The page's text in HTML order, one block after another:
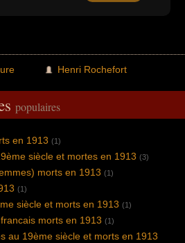
de « l'homme aux 20 duels et 30
et des condamnations, notamment
s'échapper en 1874.Henri Rochefort
populaires
en 1913 (1)
siècle et mortes en 1913 (3)
morts en 1913 (1)
(1)
siècle et morts en 1913 (1)
morts en 1913 (1)
au 19ème siècle et morts en 1913